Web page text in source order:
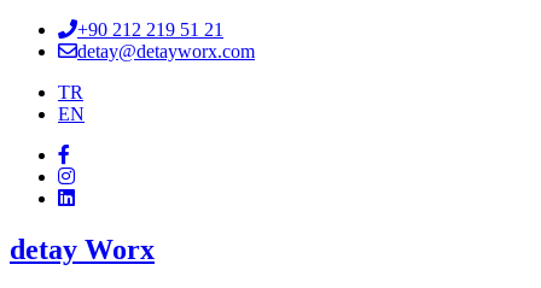
+90 212 219 51 21
detay@detayworx.com
TR
EN
detay Worx